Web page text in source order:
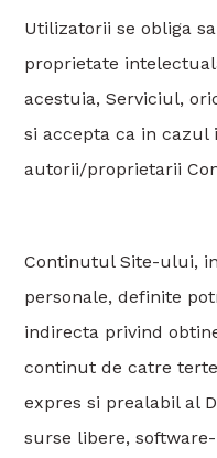
Utilizatorii se obliga
proprietate
acestuia, Serviciul,
si accepta ca in
autorii/proprietarii
Continutul Site-ului,
personale, definite
indirecta privind
continut de catre
expres si prealabil al
surse libere,